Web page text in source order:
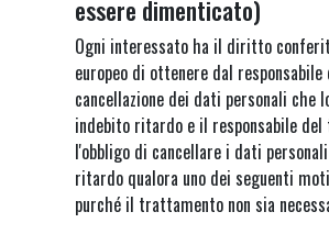
essere dimenticato)
Ogni interessato ha il diritto
europeo di ottenere dal
cancellazione dei dati personali che
indebito ritardo e il responsabile
l'obbligo di cancellare i dati
ritardo qualora uno dei seguenti
purché il trattamento non sia